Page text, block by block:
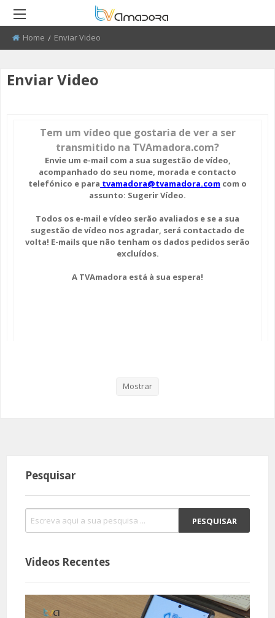
RETROCEDER
ATUALIDADE
EDUCAÇÃO
DESPORTO
REPORTAGEM
DIRETOS
RETROCEDER
ROTEIRO DO PATRIMÓNIO
EL CHAVAL
UMA VISITA À MESTRE
CONVERSAS NA NOSSA TERRA
JARDINS
AMADORA COM + SAÚDE
+ COZINHA
VEMOS OUVIMOS E LEMOS
RETROCEDER
FARMÁCIAS
CONTATOS ÚTEIS
RETROCEDER
FIBDA 2008 - 2010
FIBDA 2013
FIBDA 2014
FIBDA 2015
AMADORA BD 2015
AMADORA BD 2016
AMADORA BD 2017
RETROCEDER
50 ANOS DO GRUPO CORAL
ALENTEJANO SFRAA
O SONHO DA LIBERDADE
CENTENARIO DA REPUBLICA
RETROCEDER
QUEM SOMOS
PROCURA-SE
SUGERIR REPORTAGEM
ENVIAR VIDEO
Home Current:
Enviar Video
Enviar Video
Tem um vídeo que gostaria de ver a ser
transmitido na TVAmadora.com?
Envie um e-mail com a sua sugestão de vídeo,
acompanhado do seu nome, morada e contacto
telefónico e para tvamadora@tvamadora.com com o
assunto: Sugerir Vídeo.
Todos os e-mail e vídeo serão avaliados e se a sua
sugestão de vídeo nos agradar, será contactado de
volta! E-mails que não tenham os dados pedidos serão
excluídos.
A TVAmadora está à sua espera!
Mostrar
Pesquisar
Videos Recentes